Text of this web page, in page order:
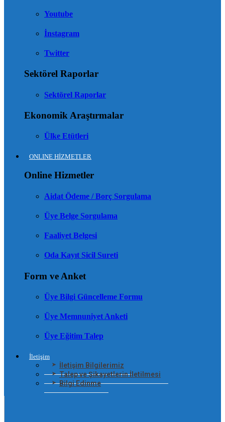
Youtube
İnstagram
Twitter
Sektörel Raporlar
Sektörel Raporlar
Ekonomik Araştırmalar
Ülke Etütleri
ONLINE HİZMETLER
Online Hizmetler
Aidat Ödeme / Borç Sorgulama
Üye Belge Sorgulama
Faaliyet Belgesi
Oda Kayıt Sicil Sureti
Form ve Anket
Üye Bilgi Güncelleme Formu
Üye Memnuniyet Anketi
Üye Eğitim Talep
İletişim
İletişim Bilgilerimiz
Talep ve Şikayetlerin İletilmesi
Bilgi Edinme